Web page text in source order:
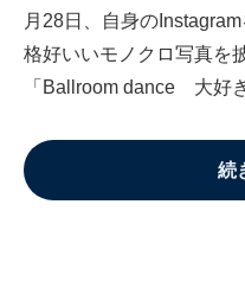
月28日、自身の
格好いいモノクロ写真を
「Ballroom dance 大好
続